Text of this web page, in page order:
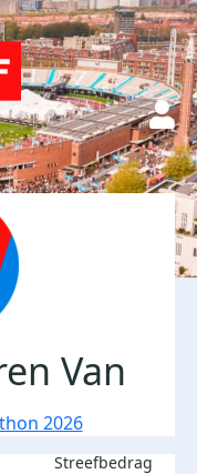
Van
2026
Streefbedrag